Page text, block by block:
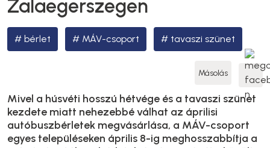
Zalaegerszegen
bérlet MÁV-csoport tavaszi szünet
Másolás
Mivel a húsvéti hosszú hétvége és a tavaszi szünet
kezdete miatt nehezebbé válhat az áprilisi
autóbuszbérletek megvásárlása, a MÁV-csoport
egyes településeken április 8-ig meghosszabbítja a